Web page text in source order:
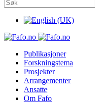
Publikasjoner
Forskningstema
Prosjekter
Arrangementer
Ansatte
Om Fafo